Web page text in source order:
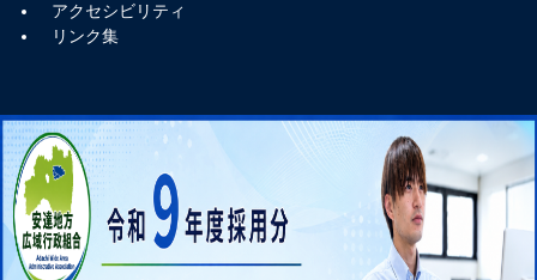
申請・届出様式
行政組織機構図
[PDFファイル／153KB]
アクセシビリティ
リンク集